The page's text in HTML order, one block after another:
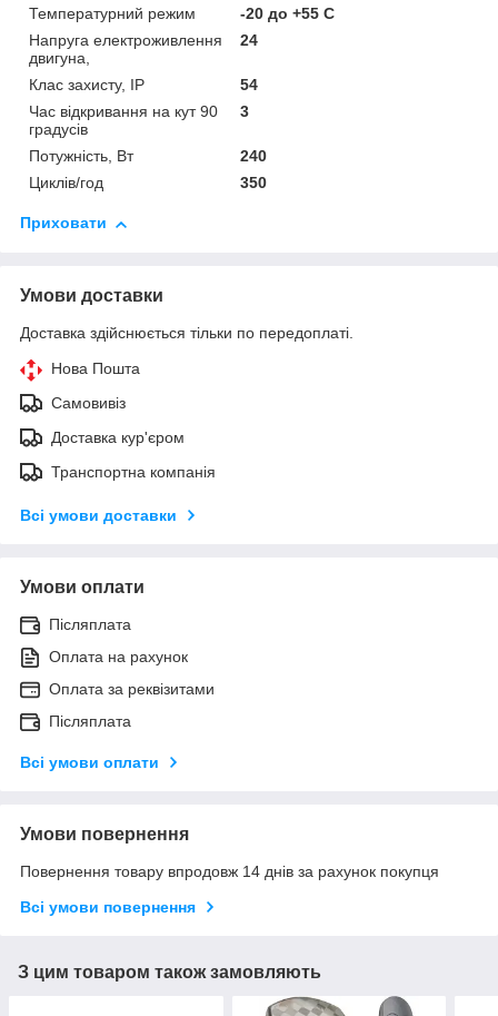
Температурний режим
-20 до +55 С
Напруга електроживлення
двигуна,
24
Клас захисту, IP
54
Час відкривання на кут 90
градусів
3
Потужність, Вт
240
Циклів/год
350
Приховати
Умови доставки
Доставка здійснюється тільки по передоплаті.
Нова Пошта
Самовивіз
Доставка кур'єром
Транспортна компанія
Всі умови доставки
Умови оплати
Післяплата
Оплата на рахунок
Оплата за реквізитами
Післяплата
Всі умови оплати
Умови повернення
Повернення товару впродовж 14 днів за рахунок покупця
Всі умови повернення
З цим товаром також замовляють